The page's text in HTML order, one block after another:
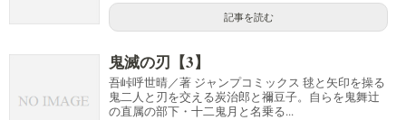
記事を読む
鬼滅の刃【3】
吾峠呼世晴／著 ジャンプコミックス 毬と矢印を操る
鬼二人と刃を交える炭治郎と禰豆子。自らを鬼舞辻
の直属の部下・十二鬼月と名乗る...